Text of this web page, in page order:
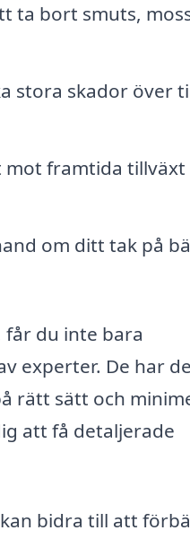
ta bort smuts,
stora skador över
mot framtida tillväxt
om ditt tak på
du inte bara
experter. De har
rätt sätt och
att få detaljerade
bidra till att